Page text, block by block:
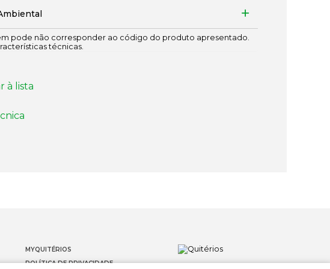
pode não corresponder ao código do produto apresentado.
técnicas.
à lista
MYQUITÉRIOS
POLÍTICA DE PRIVACIDADE